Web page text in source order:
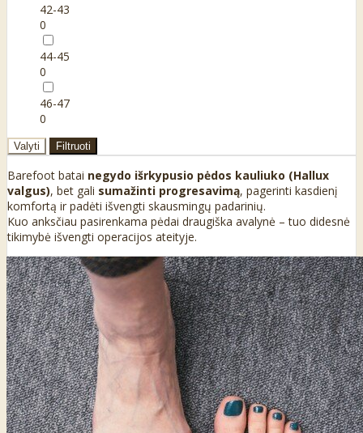
42-43
0
44-45
0
46-47
0
Valyti Filtruoti
Barefoot batai negydo išrkypusio pėdos kauliuko (Hallux
valgus), bet gali sumažinti progresavimą, pagerinti kasdienį
komfortą ir padėti išvengti skausmingų padarinių.
Kuo anksčiau pasirenkama pėdai draugiška avalynė – tuo didesnė
tikimybė išvengti operacijos ateityje.